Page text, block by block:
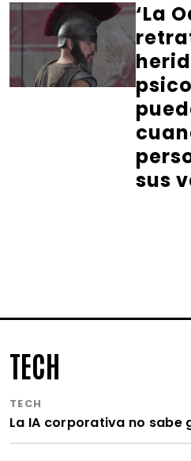
‘La
sus
TECH
TECH
La IA corporativa no sabe